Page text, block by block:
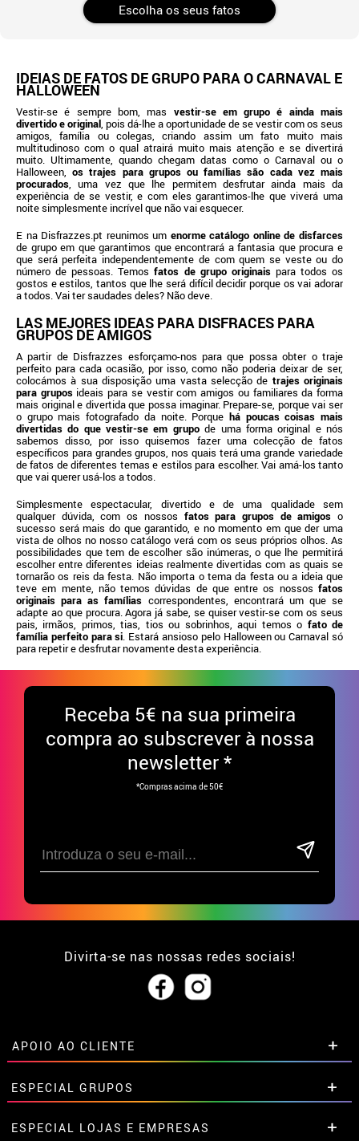
Escolha os seus fatos
IDEIAS DE FATOS DE GRUPO PARA O CARNAVAL E
HALLOWEEN
Vestir-se é sempre bom, mas vestir-se em grupo é ainda mais
divertido e original , pois dá-lhe a oportunidade de se vestir com os seus
amigos, família ou colegas, criando assim um fato muito mais
multitudinoso com o qual atrairá muito mais atenção e se divertirá
muito. Ultimamente, quando chegam datas como o Carnaval ou o
Halloween,os trajes para grupos ou famílias são cada vez mais
procurados , uma vez que lhe permitem desfrutar ainda mais da
experiência de se vestir, e com eles garantimos-lhe que viverá uma
noite simplesmente incrível que não vai esquecer.
E na Disfrazzes.pt reunimos um enorme catálogo online de disfarces
de grupo em que garantimos que encontrará a fantasia que procura e
que será perfeita independentemente de com quem se veste ou do
número de pessoas. Temosfatos de grupo originaispara todos os
gostos e estilos, tantos que lhe será difícil decidir porque os vai adorar
a todos. Vai ter saudades deles? Não deve.
LAS MEJORES IDEAS PARA DISFRACES PARA
GRUPOS DE AMIGOS
A partir de Disfrazzes esforçamo-nos para que possa obter o traje
perfeito para cada ocasião, por isso, como não poderia deixar de ser,
colocámos à sua disposição uma vasta selecção de trajes originais
para gruposideais para se vestir com amigos ou familiares da forma
mais original e divertida que possa imaginar. Prepare-se, porque vai ser
o grupo mais fotografado da noite. Porque há poucas coisas mais
divertidas do que vestir-se em grupode uma forma original e nós
sabemos disso, por isso quisemos fazer uma colecção de fatos
específicos para grandes grupos, nos quais terá uma grande variedade
de fatos de diferentes temas e estilos para escolher. Vai amá-los tanto
que vai querer usá-los a todos.
Simplesmente espectacular, divertido e de uma qualidade sem
qualquer dúvida, com os nossos fatos para grupos de amigos o
sucesso será mais do que garantido, e no momento em que der uma
vista de olhos no nosso catálogo verá com os seus próprios olhos. As
possibilidades que tem de escolher são inúmeras, o que lhe permitirá
escolher entre diferentes ideias realmente divertidas com as quais se
tornarão os reis da festa. Não importa o tema da festa ou a ideia que
teve em mente, não temos dúvidas de que entre os nossos fatos
originais para as famílias correspondentes, encontrará um que se
adapte ao que procura. Agora já sabe, se quiser vestir-se com os seus
pais, irmãos, primos, tias, tios ou sobrinhos, aqui temos o fato de
família perfeito para si . Estará ansioso pelo Halloween ou Carnaval só
para repetir e desfrutar novamente desta experiência.
Receba 5€ na sua primeira
compra ao subscrever à nossa
newsletter *
*Compras acima de 50€
Divirta-se nas nossas redes sociais!
APOIO AO CLIENTE
• Sobre nós
• Condições de venda
• Aviso legal ePrivacidade
ESPECIAL GRUPOS
Descontos especiais para grupos.
ESPECIAL LOJAS E EMPRESAS